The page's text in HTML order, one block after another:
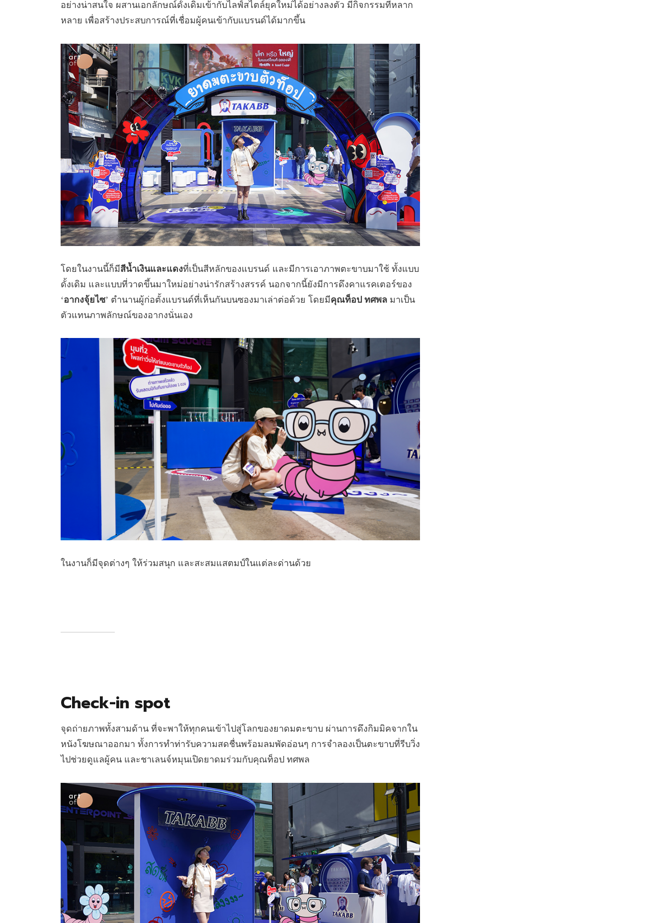
อย่างน่าสนใจ ผสานเอกลักษณ์ดั้งเดิมเข้ากับไลฟ์สไตล์ยุคใหม่ได้อย่างลงตัว มีกิจกรรมที่หลาก
หลาย เพื่อสร้างประสบการณ์ที่เชื่อมผู้คนเข้ากับแบรนด์ได้มากขึ้น
โดยในงานนี้ก็มีสีน้ำเงินและแดงที่เป็นสีหลักของแบรนด์ และมีการเอาภาพตะขาบมาใช้ ทั้งแบบ
ดั้งเดิม และแบบที่วาดขึ้นมาใหม่อย่างน่ารักสร้างสรรค์ นอกจากนี้ยังมีการดึงคาแรคเตอร์ของ
‘อากงจุ้ยไซ’ ตำนานผู้ก่อตั้งแบรนด์ที่เห็นกันบนซองมาเล่าต่อด้วย โดยมีคุณท็อป ทศพล มาเป็น
ตัวแทนภาพลักษณ์ของอากงนั่นเอง
ในงานก็มีจุดต่างๆ ให้ร่วมสนุก และสะสมแสตมป์ในแต่ละด่านด้วย
Check-in spot
จุดถ่ายภาพทั้งสามด้าน ที่จะพาให้ทุกคนเข้าไปสู่โลกของยาดมตะขาบ ผ่านการดึงกิมมิคจากใน
หนังโฆษณาออกมา ทั้งการทำท่ารับความสดชื่นพร้อมลมพัดอ่อนๆ การจำลองเป็นตะขาบที่รีบวิ่ง
ไปช่วยดูแลผู้คน และชาเลนจ์หมุนเปิดยาดมร่วมกับคุณท็อป ทศพล